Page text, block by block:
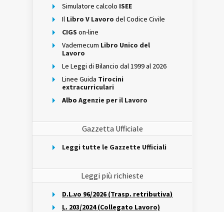
Simulatore calcolo ISEE
Il Libro V Lavoro del Codice Civile
CIGS on-line
Vademecum Libro Unico del
Lavoro
Le Leggi di Bilancio dal 1999 al 2026
Linee Guida Tirocini
extracurriculari
Albo Agenzie per il Lavoro
Gazzetta Ufficiale
Leggi tutte le Gazzette Ufficiali
Leggi più richieste
D.L.vo 96/2026 (Trasp. retributiva)
L. 203/2024 (Collegato Lavoro)